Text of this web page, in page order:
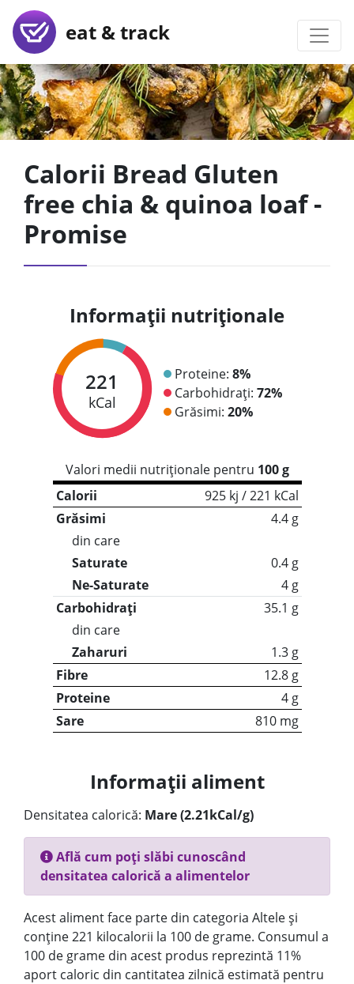
eat & track
Calorii Bread Gluten
free chia & quinoa loaf -
Promise
Informații nutriționale
221
kCal
Proteine: 8%
Carbohidrați: 72%
Grăsimi: 20%
Valori medii nutriționale pentru 100 g
Calorii
925 kj / 221 kCal
Grăsimi
4.4 g
din care
Saturate
0.4 g
Ne-Saturate
4 g
Carbohidrați
35.1 g
din care
Zaharuri
1.3 g
Fibre
12.8 g
Proteine
4 g
Sare
810 mg
Informații aliment
Densitatea calorică: Mare (2.21kCal/g)
Află cum poți slăbi cunoscând
densitatea calorică a alimentelor
Acest aliment face parte din categoria Altele și
conține 221 kilocalorii la 100 de grame. Consumul a
100 de grame din acest produs reprezintă 11%
aport caloric din cantitatea zilnică estimată pentru